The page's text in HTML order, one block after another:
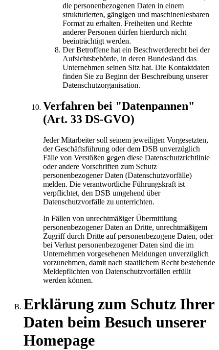
die personenbezogenen Daten in einem
strukturierten, gängigen und maschinenlesbaren
Format zu erhalten. Freiheiten und Rechte
anderer Personen dürfen hierdurch nicht
beeinträchtigt werden.
Der Betroffene hat ein Beschwerderecht bei der
Aufsichtsbehörde, in deren Bundesland das
Unternehmen seinen Sitz hat. Die Kontaktdaten
finden Sie zu Beginn der Beschreibung unserer
Datenschutzorganisation.
Verfahren bei "Datenpannen"
(Art. 33 DS-GVO)
Jeder Mitarbeiter soll seinem jeweiligen Vorgesetzten,
der Geschäftsführung oder dem DSB unverzüglich
Fälle von Verstößen gegen diese Datenschutzrichtlinie
oder andere Vorschriften zum Schutz
personenbezogener Daten (Datenschutzvorfälle)
melden. Die verantwortliche Führungskraft ist
verpflichtet, den DSB umgehend über
Datenschutzvorfälle zu unterrichten.
In Fällen von unrechtmäßiger Übermittlung
personenbezogener Daten an Dritte, unrechtmäßigem
Zugriff durch Dritte auf personenbezogene Daten, oder
bei Verlust personenbezogener Daten sind die im
Unternehmen vorgesehenen Meldungen unverzüglich
vorzunehmen, damit nach staatlichem Recht bestehende
Meldepflichten von Datenschutzvorfällen erfüllt
werden können.
Erklärung zum Schutz Ihrer
Daten beim Besuch unserer
Homepage